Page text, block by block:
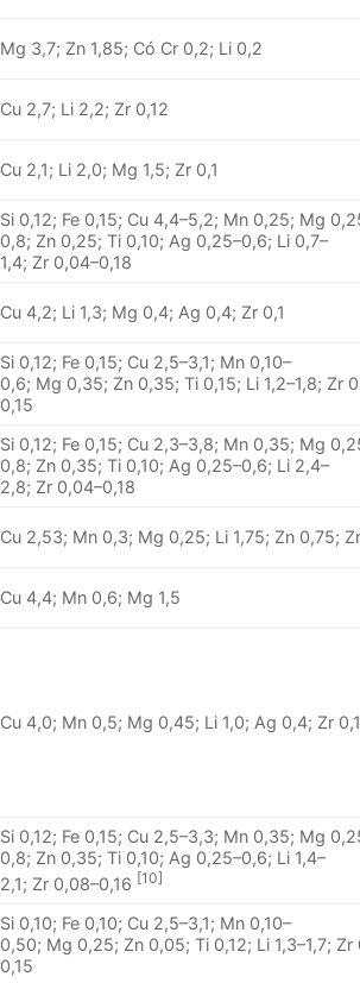
Mg 3,7; Zn 1,85; Có Cr 0,2; Li 0,2
Cu 2,7; Li 2,2; Zr 0,12
Cu 2,1; Li 2,0; Mg 1,5; Zr 0,1
Si 0,12; Fe 0,15; Cu 4,4–5,2; Mn 0,25; Mg
0,8; Zn 0,25; Ti 0,10; Ag 0,25–0,6; Li 0,7–
1,4; Zr 0,04–0,18
Cu 4,2; Li 1,3; Mg 0,4; Ag 0,4; Zr 0,1
Si 0,12; Fe 0,15; Cu 2,5–3,1; Mn 0,10–
0,6; Mg 0,35; Zn 0,35; Ti 0,15; Li 1,2–1,8; Zr
0,15
Si 0,12; Fe 0,15; Cu 2,3–3,8; Mn 0,35; Mg
0,8; Zn 0,35; Ti 0,10; Ag 0,25–0,6; Li 2,4–
2,8; Zr 0,04–0,18
Cu 2,53; Mn 0,3; Mg 0,25; Li 1,75; Zn 0,75;
Cu 4,4; Mn 0,6; Mg 1,5
Cu 4,0; Mn 0,5; Mg 0,45; Li 1,0; Ag 0,4; Zr
Si 0,12; Fe 0,15; Cu 2,5–3,3; Mn 0,35; Mg
0,8; Zn 0,35; Ti 0,10; Ag 0,25–0,6; Li 1,4–
2,1; Zr 0,08–0,16 [10]
Si 0,10; Fe 0,10; Cu 2,5–3,1; Mn 0,10–
0,50; Mg 0,25; Zn 0,05; Ti 0,12; Li 1,3–1,7; Zr
0,15